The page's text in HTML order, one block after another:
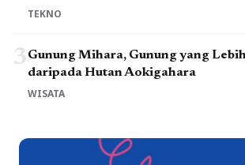
TEKNO
3Gunung Mihara, Gunung yang
daripada Hutan Aokigahara
WISATA